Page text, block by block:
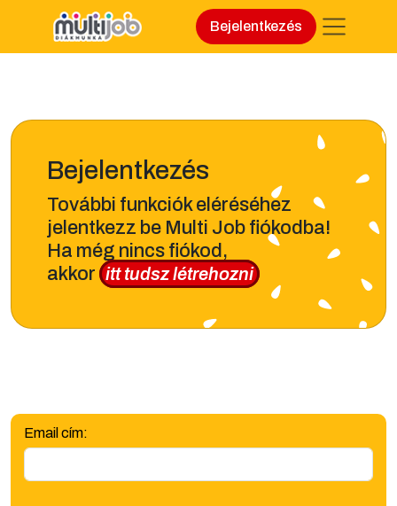
Bejelentkezés
Bejelentkezés
További funkciók eléréséhez
jelentkezz be Multi Job fiókodba!
Ha még nincs fiókod,
akkor itt tudsz létrehozni
Email cím: